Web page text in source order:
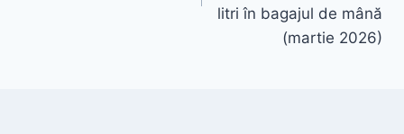
litri în bagajul de mână
(martie 2026)